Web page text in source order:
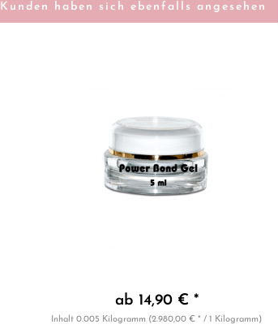
Kunden haben sich ebenfalls angesehen
ab 14,90 € *
Inhalt 0.005 Kilogramm (2.980,00 € * / 1 Kilogramm)